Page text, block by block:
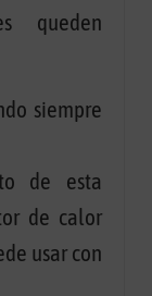
queden
siempre
de esta
de calor
usar con